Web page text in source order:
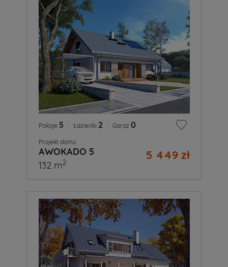
Pokoje 5 Łazienki 2 Garaż 0
Projekt domu
AWOKADO 5 5 449 zł
132 m2